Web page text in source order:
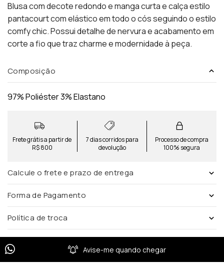
Blusa com decote redondo e manga curta e calça estilo
pantacourt com elástico em todo o cós seguindo o estilo
comfy chic. Possui detalhe de nervura e acabamento em
corte a fio que traz charme e modernidade à peça.
Composição
97% Poliéster 3% Elastano
Frete grátis a partir de
R$ 800
7 dias corridos para
devolução
Processo de compra
100% segura
Calcule o frete e prazo de entrega
Forma de Pagamento
Política de troca
Avise-me quando chegar